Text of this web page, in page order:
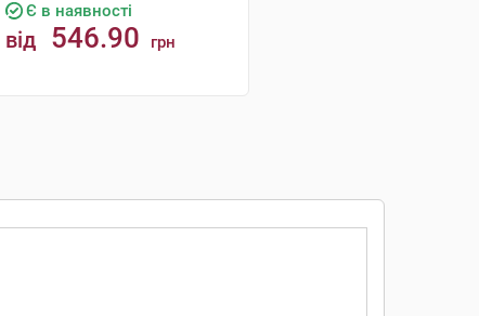
Є в наявності
від 546.90 грн